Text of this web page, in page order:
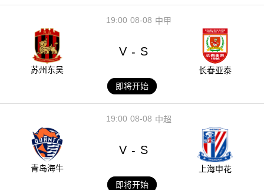
08-08
19:00 中甲
苏州东吴
V - S
长春亚泰
即将开始
08-08
19:00 中超
青岛海牛
V - S
上海申花
即将开始